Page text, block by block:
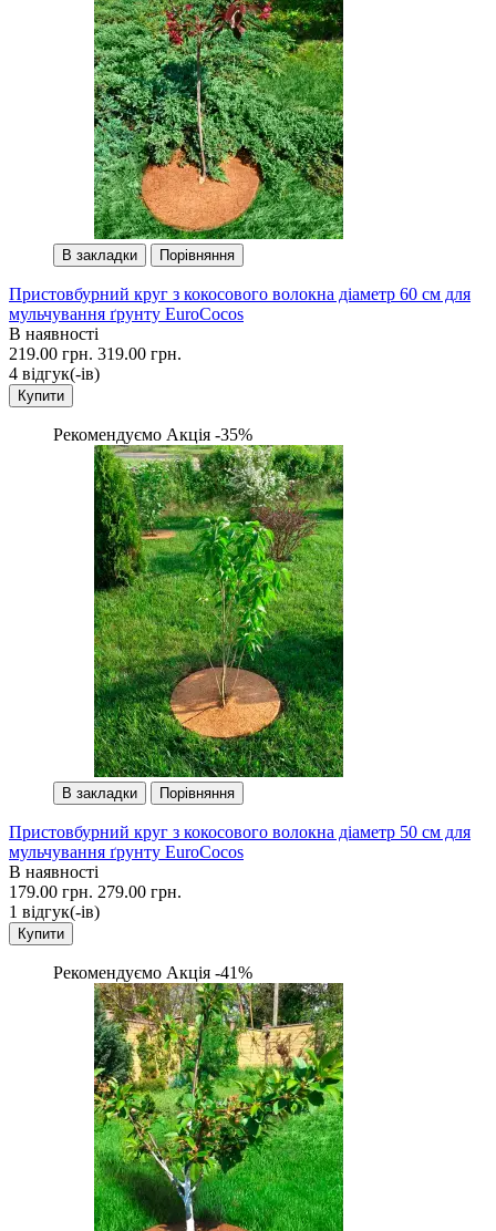
В закладки Порівняння
Пристовбурний круг з кокосового волокна діаметр 60 см для
мульчування ґрунту EuroCocos
В наявності
219.00 грн. 319.00 грн.
4 вiдгук(-iв)
Купити
Рекомендуємо Акція -35%
В закладки Порівняння
Пристовбурний круг з кокосового волокна діаметр 50 см для
мульчування ґрунту EuroCocos
В наявності
179.00 грн. 279.00 грн.
1 вiдгук(-iв)
Купити
Рекомендуємо Акція -41%